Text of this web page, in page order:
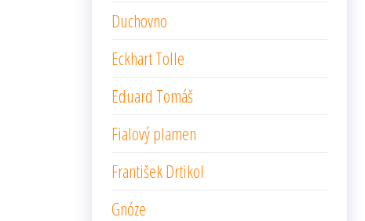
Duchovno
Eckhart Tolle
Eduard Tomáš
Fialový plamen
František Drtikol
Gnóze